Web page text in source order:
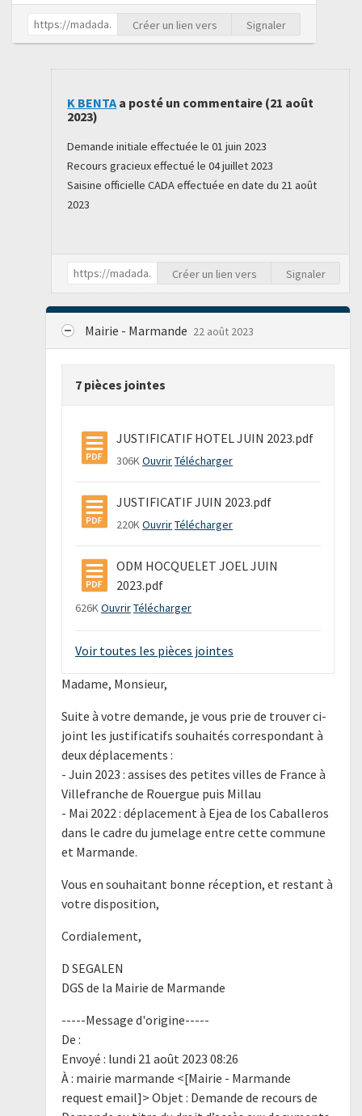
Créer un lien vers Signaler
K BENTA a posté un commentaire (21 août
2023)
Demande initiale effectuée le 01 juin 2023
Recours gracieux effectué le 04 juillet 2023
Saisine officielle CADA effectuée en date du 21 août
2023
Créer un lien vers Signaler
Mairie - Marmande 22 août 2023
7 pièces jointes
JUSTIFICATIF HOTEL JUIN 2023.pdf
306KOuvrirTélécharger
JUSTIFICATIF JUIN 2023.pdf
220KOuvrirTélécharger
ODM HOCQUELET JOEL JUIN
2023.pdf
626KOuvrirTélécharger
Voir toutes les pièces jointes
Madame, Monsieur,
Suite à votre demande, je vous prie de trouver ci-
joint les justificatifs souhaités correspondant à
deux déplacements :
- Juin 2023 : assises des petites villes de France à
Villefranche de Rouergue puis Millau
- Mai 2022 : déplacement à Ejea de los Caballeros
dans le cadre du jumelage entre cette commune
et Marmande.
Vous en souhaitant bonne réception, et restant à
votre disposition,
Cordialement,
D SEGALEN
DGS de la Mairie de Marmande
-----Message d'origine-----
De :
Envoyé : lundi 21 août 2023 08:26
À : mairie marmande <[Mairie - Marmande
request email]> Objet : Demande de recours de